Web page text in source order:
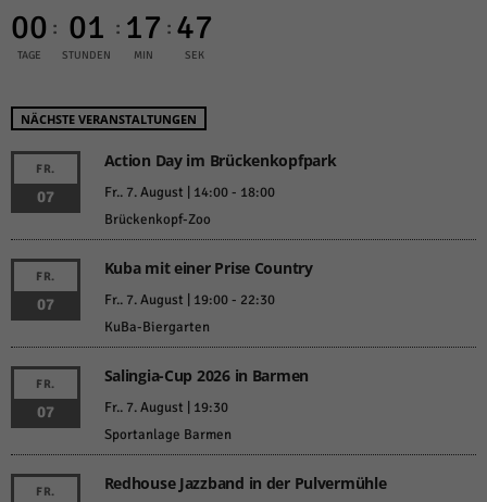
00
TAGE
: 01
STUNDEN
: 17
MIN
: 47
SEK
NÄCHSTE VERANSTALTUNGEN
FR.
07
Action Day im Brückenkopfpark
Fr.. 7. August | 14:00- 18:00
Brückenkopf-Zoo
FR.
07
Kuba mit einer Prise Country
Fr.. 7. August | 19:00- 22:30
KuBa-Biergarten
FR.
07
Salingia-Cup 2026 in Barmen
Fr.. 7. August | 19:30
Sportanlage Barmen
FR. Redhouse Jazzband in der Pulvermühle